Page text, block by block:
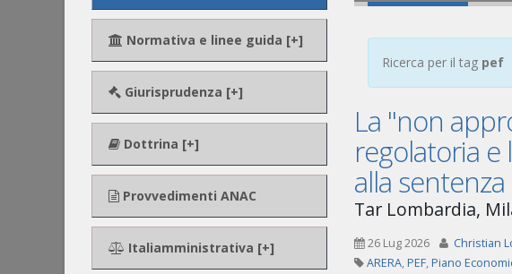
Normativa e linee guida [+]
Giurisprudenza [+]
Dottrina [+]
Provvedimenti ANAC
Italiamministrativa [+]
Ricerca per il tag pef
La "non
regolatoria
alla
Tar Lombardia,
26 Lug 2026
Christian
ARERA,PEF,Piano